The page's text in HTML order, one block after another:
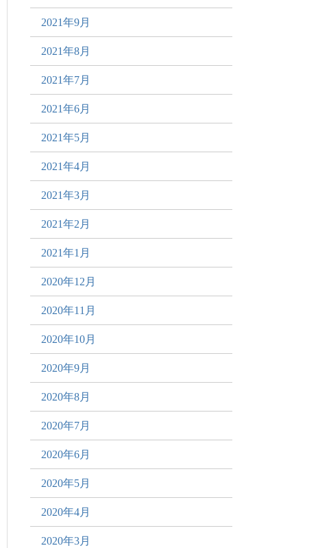
2021年9月
2021年8月
2021年7月
2021年6月
2021年5月
2021年4月
2021年3月
2021年2月
2021年1月
2020年12月
2020年11月
2020年10月
2020年9月
2020年8月
2020年7月
2020年6月
2020年5月
2020年4月
2020年3月